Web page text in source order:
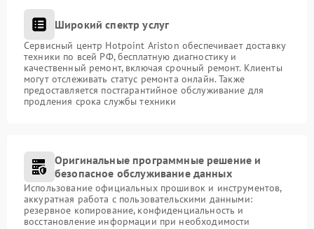
Широкий спектр услуг
Сервисный центр Hotpoint Ariston обеспечивает доставку
техники по всей РФ, бесплатную диагностику и
качественный ремонт, включая срочный ремонт. Клиенты
могут отслеживать статус ремонта онлайн. Также
предоставляется постгарантийное обслуживание для
продления срока службы техники
Оригинальные программные решение и
безопасное обслуживание данных
Использование официальных прошивок и инструментов,
аккуратная работа с пользовательскими данными:
резервное копирование, конфиденциальность и
восстановление информации при необходимости